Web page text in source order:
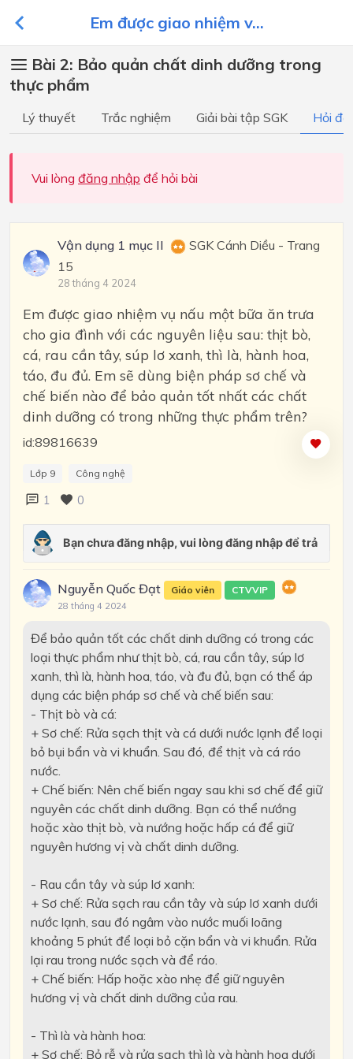
Em được giao nhiệm v...
Bài 2: Bảo quản chất dinh dưỡng trong
thực phẩm
Lý thuyết Trắc nghiệm Giải bài tập SGK Hỏi
Vui lòng đăng nhập để hỏi bài
Vận dụng 1 mục II
SGK Cánh Diều - Trang
15
28 tháng 4 2024
Em được giao nhiệm vụ nấu một bữa ăn trưa
cho gia đình với các nguyên liệu sau: thịt bò,
cá, rau cần tây, súp lơ xanh, thì là, hành hoa,
táo, đu đủ. Em sẽ dùng biện pháp sơ chế và
chế biến nào để bảo quản tốt nhất các chất
dinh dưỡng có trong những thực phẩm trên?
id:89816639
Lớp 9 Công nghệ
1 0
Nguyễn Quốc Đạt Giáo viên CTVVIP
28 tháng 4 2024
Để bảo quản tốt các chất dinh dưỡng có trong các
loại thực phẩm như thịt bò, cá, rau cần tây, súp lơ
xanh, thì là, hành hoa, táo, và đu đủ, bạn có thể áp
dụng các biện pháp sơ chế và chế biến sau:
- Thịt bò và cá:
+ Sơ chế: Rửa sạch thịt và cá dưới nước lạnh để loại
bỏ bụi bẩn và vi khuẩn. Sau đó, để thịt và cá ráo
nước.
+ Chế biến: Nên chế biến ngay sau khi sơ chế để giữ
nguyên các chất dinh dưỡng. Bạn có thể nướng
hoặc xào thịt bò, và nướng hoặc hấp cá để giữ
nguyên hương vị và chất dinh dưỡng.
- Rau cần tây và súp lơ xanh:
+ Sơ chế: Rửa sạch rau cần tây và súp lơ xanh dưới
nước lạnh, sau đó ngâm vào nước muối loãng
khoảng 5 phút để loại bỏ cặn bẩn và vi khuẩn. Rửa
lại rau trong nước sạch và để ráo.
+ Chế biến: Hấp hoặc xào nhẹ để giữ nguyên
hương vị và chất dinh dưỡng của rau.
- Thì là và hành hoa:
+ Sơ chế: Bỏ rễ và rửa sạch thì là và hành hoa dưới